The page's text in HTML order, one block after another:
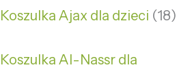
Koszulka Ajax dla dzieci 18
Koszulka Al-Nassr dla